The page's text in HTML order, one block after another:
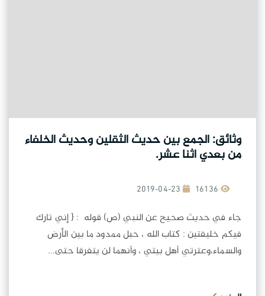
وثائق: الجمع بين حديث الثقلين وحديث الخلفاء
من بعدي اثنا عشر.
2019-04-23
جاء في حديث صحيح عن النبي (ص) قوله : { إني تارك
فيكم خليفتين : كتاب الله ، حبل ممدود ما بين الأرض
والسماء،وعترتي أهل بيتي ، وأنهما لن يتفرقا حتى...